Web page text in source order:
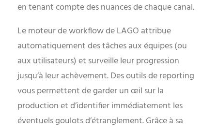
en tenant compte des nuances de chaque canal.
Le moteur de workflow de LAGO attribue
automatiquement des tâches aux équipes (ou
aux utilisateurs) et surveille leur progression
jusqu’à leur achèvement. Des outils de reporting
vous permettent de garder un œil sur la
production et d’identifier immédiatement les
éventuels goulots d’étranglement. Grâce à sa